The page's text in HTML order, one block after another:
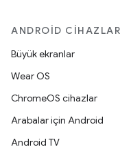
ANDROID CIHAZLAR
Büyük ekranlar
Wear OS
ChromeOS cihazlar
Arabalar için Android
Android TV